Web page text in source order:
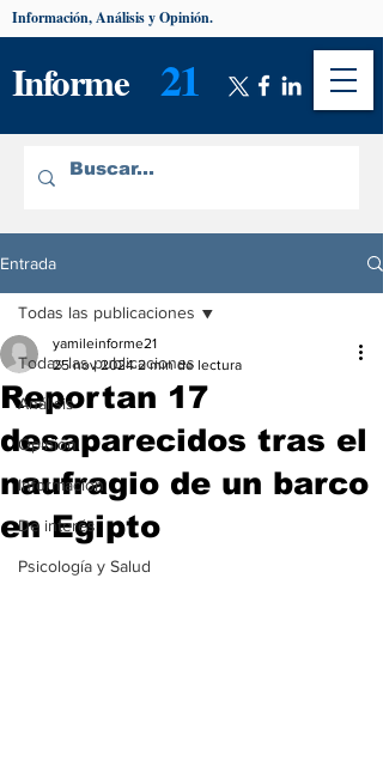
Informe 21
Información, Análisis y Opinión.
Entrada
Todas las publicaciones
Análisis
Opinión
Información
De interés
Psicología y Salud
Todas las publicaciones
Reportan 17
desaparecidos tras el
naufragio de un barco
en Egipto
yamileinforme21
25 nov 2024 2 min de lectura